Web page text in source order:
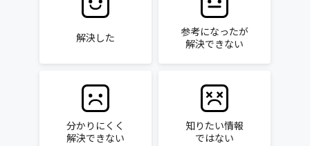
解決した
参考になったが
解決できない
分かりにくく
解決できない
知りたい情報
ではない